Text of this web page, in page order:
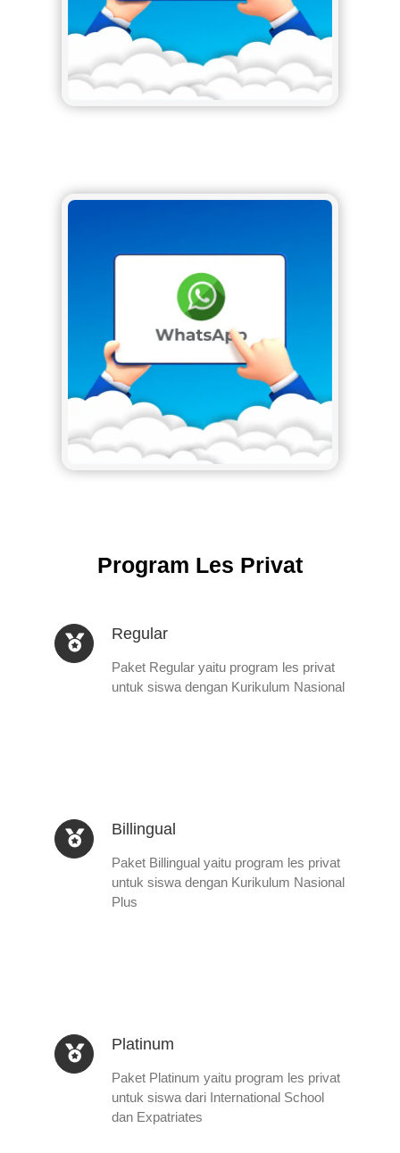
Program Les Privat
Regular
Paket Regular yaitu program les privat
untuk siswa dengan Kurikulum Nasional
Billingual
Paket Billingual yaitu program les privat
untuk siswa dengan Kurikulum Nasional
Plus
Platinum
Paket Platinum yaitu program les privat
untuk siswa dari International School
dan Expatriates